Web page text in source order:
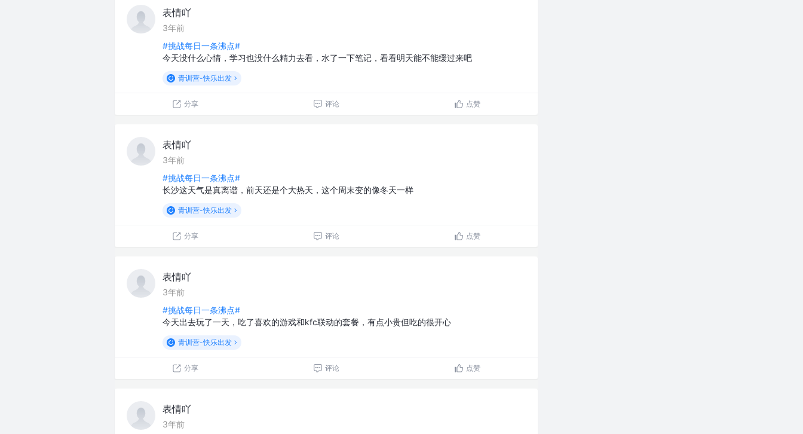
表情吖
3年前
#挑战每日一条沸点#
今天没什么心情，学习也没什么精力去看，水了一下笔记，看看明天能不能缓过来吧
青训营-快乐出发
分享 评论 点赞
表情吖
3年前
#挑战每日一条沸点#
长沙这天气是真离谱，前天还是个大热天，这个周末变的像冬天一样
青训营-快乐出发
分享 评论 点赞
表情吖
3年前
#挑战每日一条沸点#
今天出去玩了一天，吃了喜欢的游戏和kfc联动的套餐，有点小贵但吃的很开心
青训营-快乐出发
分享 评论 点赞
表情吖
3年前